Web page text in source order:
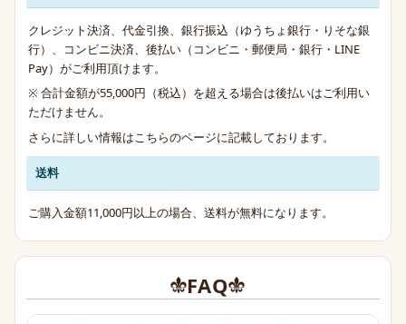
クレジット決済、代金引換、銀行振込（ゆうちょ銀行・りそな銀
行）、コンビニ決済、後払い（コンビニ・郵便局・銀行・LINE
Pay）がご利用頂けます。
※ 合計金額が55,000円（税込）を超える場合は後払いはご利用い
ただけません。
さらに詳しい情報は こちらのページに記載しております。
送料
ご購入金額11,000円以上の場合、送料が無料になります。
FAQ